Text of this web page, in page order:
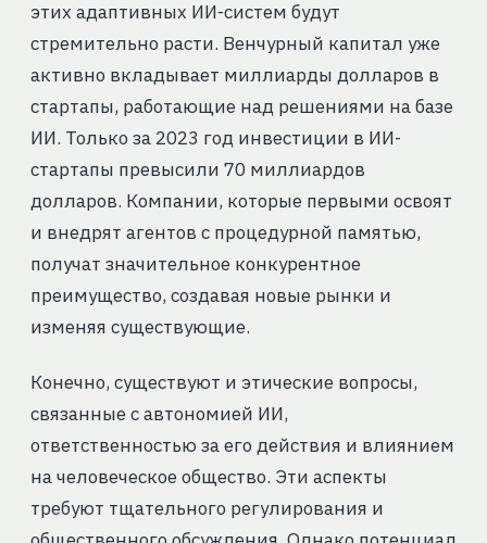
этих адаптивных ИИ-систем будут
стремительно расти. Венчурный капитал уже
активно вкладывает миллиарды долларов в
стартапы, работающие над решениями на базе
ИИ. Только за 2023 год инвестиции в ИИ-
стартапы превысили 70 миллиардов
долларов. Компании, которые первыми освоят
и внедрят агентов с процедурной памятью,
получат значительное конкурентное
преимущество, создавая новые рынки и
изменяя существующие.
Конечно, существуют и этические вопросы,
связанные с автономией ИИ,
ответственностью за его действия и влиянием
на человеческое общество. Эти аспекты
требуют тщательного регулирования и